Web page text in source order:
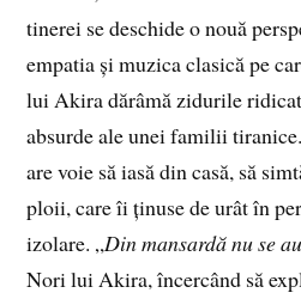
tinerei se deschide o nouă
empatia și muzica clasică pe
lui Akira dărâmă zidurile
absurde ale unei familii
are voie să iasă din casă, să
ploii, care îi ținuse de urât în
izolare. „Din mansardă nu se
Nori lui Akira, încercând să